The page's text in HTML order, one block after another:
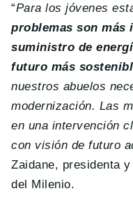
“Para los jóvenes
problemas son más
suministro de
futuro más
nuestros abuelos
modernización. Las
en una intervención
con visión de futuro
Zaidane, presidenta
del Milenio.